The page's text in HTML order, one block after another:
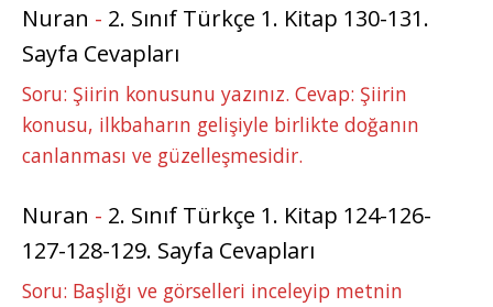
Nuran - 2. Sınıf Türkçe 1. Kitap 130-131.
Sayfa Cevapları
Soru: Şiirin konusunu yazınız. Cevap: Şiirin
konusu, ilkbaharın gelişiyle birlikte doğanın
canlanması ve güzelleşmesidir.
Nuran - 2. Sınıf Türkçe 1. Kitap 124-126-
127-128-129. Sayfa Cevapları
Soru: Başlığı ve görselleri inceleyip metnin